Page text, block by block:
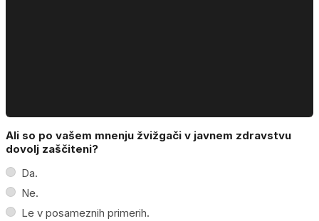
Ali so po vašem mnenju žvižgači v javnem zdravstvu
dovolj zaščiteni?
Da.
Ne.
Le v posameznih primerih.